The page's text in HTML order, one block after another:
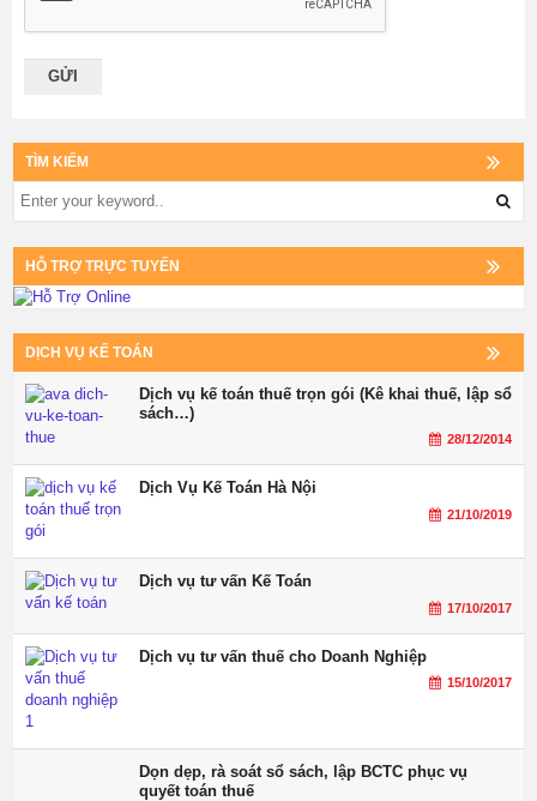
TÌM KIẾM
HỖ TRỢ TRỰC TUYẾN
DỊCH VỤ KẾ TOÁN
Dịch vụ kế toán thuế trọn gói (Kê khai thuế, lập sổ
sách…)
28/12/2014
Dịch Vụ Kế Toán Hà Nội
21/10/2019
Dịch vụ tư vấn Kế Toán
17/10/2017
Dịch vụ tư vấn thuế cho Doanh Nghiệp
15/10/2017
Dọn dẹp, rà soát sổ sách, lập BCTC phục vụ
quyết toán thuế